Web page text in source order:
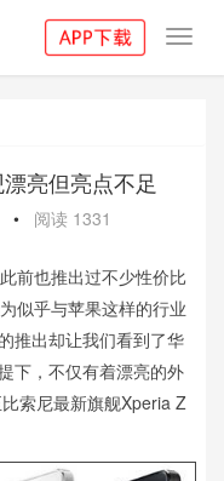
亮但亮点不足
• 阅读 1331
也推出过不少性价比
似乎与苹果这样的行业
推出却让我们看到了华
下，不仅有着漂亮的外
索尼最新旗舰Xperia Z